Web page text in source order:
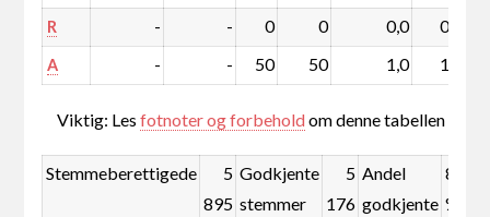
R - - 0 0 0,0 0,0
A - - 50 50 1,0 1,0
Viktig: Lesfotnoter og forbeholdom denne tabellen
Stemmeberettigede
5
895
Godkjente
stemmer
5
176
Andel
godkjente
87,8
%